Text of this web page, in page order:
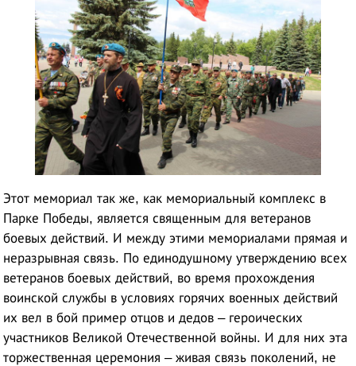
Этот мемориал так же, как мемориальный комплекс в
Парке Победы, является священным для ветеранов
боевых действий. И между этими мемориалами прямая и
неразрывная связь. По единодушному утверждению всех
ветеранов боевых действий, во время прохождения
воинской службы в условиях горячих военных действий
их вел в бой пример отцов и дедов – героических
участников Великой Отечественной войны. И для них эта
торжественная церемония – живая связь поколений, не